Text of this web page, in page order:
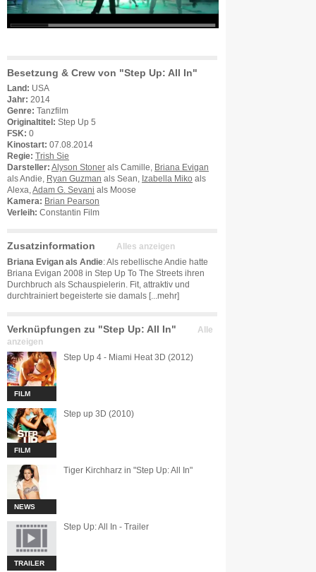
Besetzung & Crew von "Step Up: All In"
Land: USA
Jahr: 2014
Genre: Tanzfilm
Originaltitel: Step Up 5
FSK: 0
Kinostart: 07.08.2014
Regie: Trish Sie
Darsteller: Alyson Stoner als Camille,
Briana Evigan
als Andie,
Ryan Guzman als Sean, Izabella Miko als
Alexa, Adam G. Sevani als Moose
Kamera: Brian Pearson
Verleih: Constantin Film
Zusatzinformation Alles anzeigen
Briana Evigan als Andie: Als rebellische Andie hatte
Briana Evigan 2008 in Step Up To The Streets ihren
Durchbruch als Schauspielerin. Fit, attraktiv und
durchtrainiert begeisterte sie damals [...mehr]
Verknüpfungen zu "Step Up: All In"
Alle
anzeigen
FILM
Step Up 4 - Miami Heat 3D (2012)
FILM
Step up 3D (2010)
NEWS
Tiger Kirchharz in "Step Up: All In"
TRAILER
Step Up: All In - Trailer